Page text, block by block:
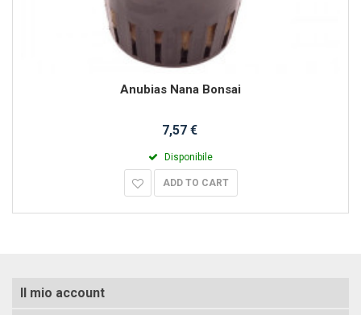
Anubias Nana Bonsai
7,57 €
Disponibile
ADD TO CART
Il mio account